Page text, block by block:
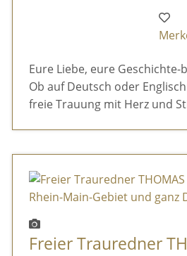
Eure Liebe, eure
Ob auf Deutsch oder
freie Trauung mit Herz und
Freier Trauredner